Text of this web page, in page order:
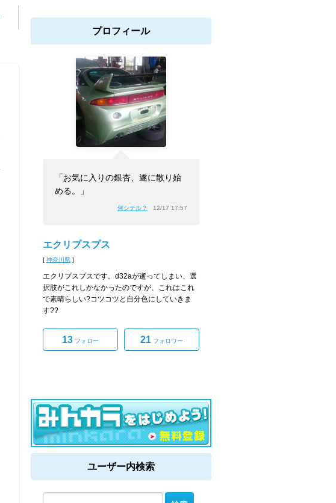
プロフィール
「お気に入りの銀杏、遂に散り始
める。」
何シテル？ 12/17 17:57
エクリプスプス
[ 神奈川県 ]
エクリプスプスです。d32aが逝ってしまい、選
択肢がこれしかなかったのですが、これはこれ
で素晴らしい?コツコツと自分色にしていきま
す??
13 フォロー 21 フォロワー
ユーザー内検索